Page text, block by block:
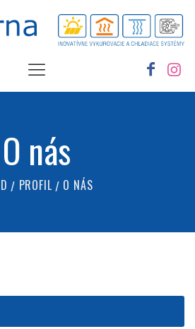
O nás
PROFIL O NÁS